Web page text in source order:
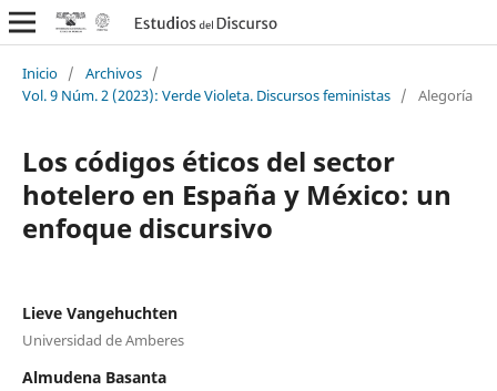
Inicio / Archivos /
Vol. 9 Núm. 2 (2023): Verde Violeta. Discursos feministas / Alegoría
Los códigos éticos del sector
hotelero en España y México: un
enfoque discursivo
Lieve Vangehuchten
Universidad de Amberes
Almudena Basanta